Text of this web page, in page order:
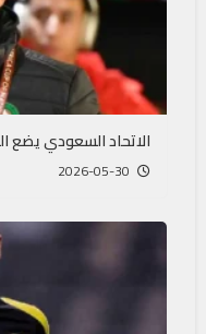
الاتحاد السعودي يضع